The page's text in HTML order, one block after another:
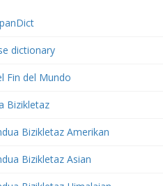
dictionary
Fin del Mundo
Bizikletaz
Bizikletaz Amerikan
Bizikletaz Asian